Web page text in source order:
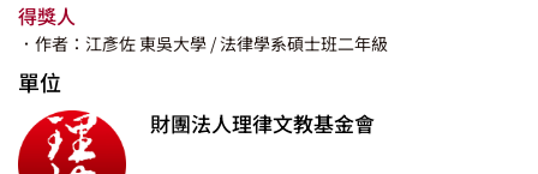
得獎人
．作者：江彥佐 東吳大學 / 法律學系碩士班二年級
單位
財團法人理律文教基金會